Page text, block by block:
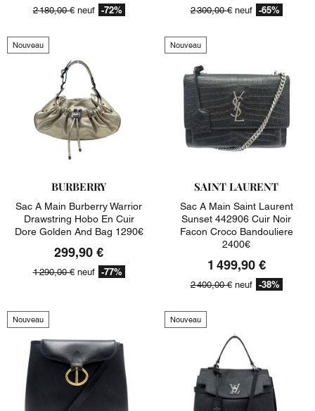
2 180,00 €neuf -72% 2 300,00 €neuf -65%
Nouveau
BURBERRY
Sac A Main Burberry Warrior
Drawstring Hobo En Cuir
Dore Golden And Bag 1290€
299,90 €
1 290,00 €neuf -77%
Nouveau
SAINT LAURENT
Sac A Main Saint Laurent
Sunset 442906 Cuir Noir
Facon Croco Bandouliere
2400€
1 499,90 €
2 400,00 €neuf -38%
Nouveau Nouveau